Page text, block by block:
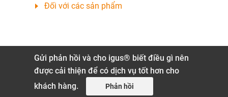
Đối với các sản phẩm
Gửi phản hồi và cho igus® biết điều gì nên
được cải thiện để có dịch vụ tốt hơn cho
khách hàng.
Phản hồi